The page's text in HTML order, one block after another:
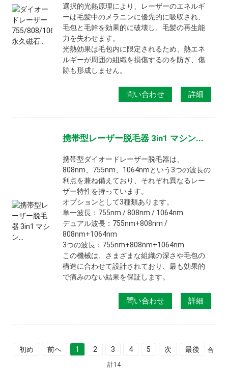
選択的光熱原理により、レーザーのエネルギ
ーは毛髪中のメラニンに優先的に吸収され、
毛包と毛幹を効果的に破壊し、毛髪の再生能
力を失わせます。
光熱効果は毛包内に限定されるため、熱エネ
ルギーが周囲の組織を損傷するのを防ぎ、傷
跡も形成しません。
問い合わせ 詳細
携帯型レーザー脱毛器 3in1 マシン...
携帯型ダイオードレーザー脱毛器は、
808nm、755nm、1064nmという3つの波長の
利点を兼ね備えており、それぞれ異なるレー
ザー特性を持っています。
オプションとして3種類あります。
単一波長：755nm / 808nm / 1064nm
デュアル波長：755nm+808nm /
808nm+1064nm
3つの波長：755nm+808nm+1064nm
この機械は、さまざまな組織の深さや毛包の
構造に合わせて設計されており、最も効果的
で痛みのない結果を保証します。
問い合わせ 詳細
初め 前へ 1 2 3 4 5 次 最後 合
計14